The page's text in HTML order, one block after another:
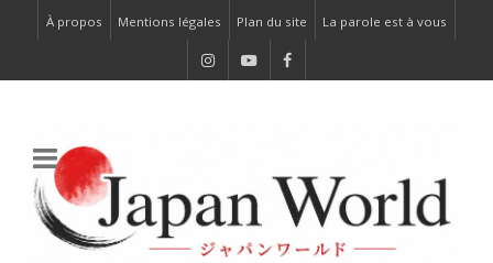
À propos Mentions légales Plan du site La parole est à vous